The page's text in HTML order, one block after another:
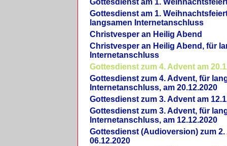
Gottesdienst am 1.
Gottesdienst am 1.
langsamen Internetanschluss
Christvesper an Heilig Abend
Christvesper an Heilig Abend, für
Internetanschluss
Gottesdienst zum 4. Advent am
Gottesdienst zum 4. Advent, für
Internetanschluss, am 20.12.2020
Gottesdienst zum 3. Advent am
Gottesdienst zum 3. Advent, für
Internetanschluss, am 12.12.2020
Gottesdienst (Audioversion) zum 2.
06.12.2020